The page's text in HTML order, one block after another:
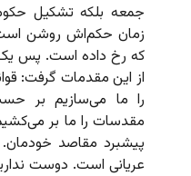
جمعه بلکه تشکیل
زمان حکم‌اش روشن
که رخ داده است. پس
از این مقدمات گرفت:
را ما می‌سازیم بر
مقدسات را ما بر می‌کشیم
پیشبرد مقاصد
عریانی است. دوست